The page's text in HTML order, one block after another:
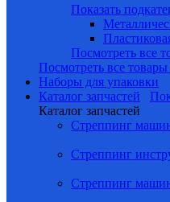
Показать
Посмотреть все
Посмотреть все товары
Наборы для упаковки
Каталог запчастей
Каталог запчастей
Стреппинг
Стреппинг
Стреппинг